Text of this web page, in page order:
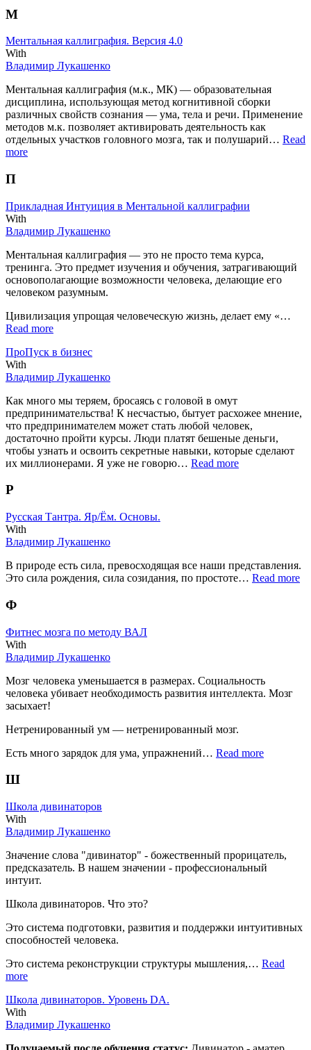
М
Ментальная каллиграфия. Версия 4.0
With
Владимир Лукашенко
Ментальная каллиграфия (м.к., МК) — образовательная
дисциплина, использующая метод когнитивной сборки
различных свойств сознания — ума, тела и речи. Применение
методов м.к. позволяет активировать деятельность как
отдельных участков головного мозга, так и полушарий… Read
more
П
Прикладная Интуиция в Ментальной каллиграфии
With
Владимир Лукашенко
Ментальная каллиграфия — это не просто тема курса,
тренинга. Это предмет изучения и обучения, затрагивающий
основополагающие возможности человека, делающие его
человеком разумным.
Цивилизация упрощая человеческую жизнь, делает ему «…
Read more
ПроПуск в бизнес
With
Владимир Лукашенко
Как много мы теряем, бросаясь с головой в омут
предпринимательства! К несчастью, бытует расхожее мнение,
что предпринимателем может стать любой человек,
достаточно пройти курсы. Люди платят бешеные деньги,
чтобы узнать и освоить секретные навыки, которые сделают
их миллионерами. Я уже не говорю… Read more
Р
Русская Тантра. Яр/Ём. Основы.
With
Владимир Лукашенко
В природе есть сила, превосходящая все наши представления.
Это сила рождения, сила созидания, по простоте… Read more
Ф
Фитнес мозга по методу ВАЛ
With
Владимир Лукашенко
Мозг человека уменьшается в размерах. Социальность
человека убивает необходимость развития интеллекта. Мозг
засыхает!
Нетренированный ум — нетренированный мозг.
Есть много зарядок для ума, упражнений… Read more
Ш
Школа дивинаторов
With
Владимир Лукашенко
Значение слова "дивинатор" - божественный прорицатель,
предсказатель. В нашем значении - профессиональный
интуит.
Школа дивинаторов. Что это?
Это система подготовки, развития и поддержки интуитивных
способностей человека.
Это система реконструкции структуры мышления,… Read
more
Школа дивинаторов. Уровень DA.
With
Владимир Лукашенко